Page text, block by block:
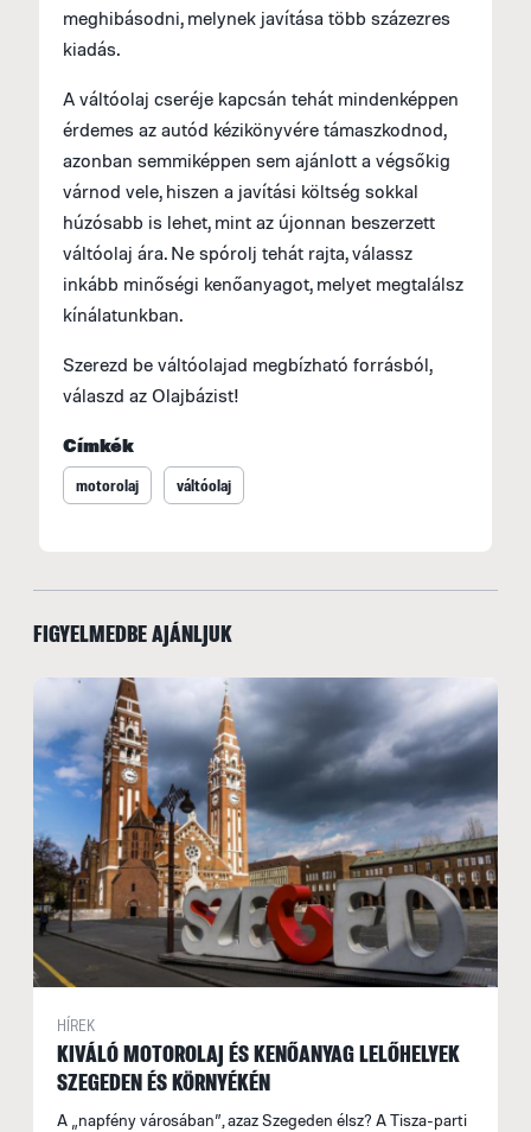
meghibásodni, melynek javítása több százezres
kiadás.
A váltóolaj cseréje kapcsán tehát mindenképpen
érdemes az autód kézikönyvére támaszkodnod,
azonban semmiképpen sem ajánlott a végsőkig
várnod vele, hiszen a javítási költség sokkal
húzósabb is lehet, mint az újonnan beszerzett
váltóolaj ára. Ne spórolj tehát rajta, válassz
inkább minőségi kenőanyagot, melyet megtalálsz
kínálatunkban.
Szerezd be váltóolajad megbízható forrásból,
válaszd az Olajbázist!
Címkék
motorolaj váltóolaj
FIGYELMEDBE AJÁNLJUK
HÍREK
KIVÁLÓ MOTOROLAJ ÉS KENŐANYAG LELŐHELYEK
SZEGEDEN ÉS KÖRNYÉKÉN
A „napfény városában”, azaz Szegeden élsz? A Tisza-parti